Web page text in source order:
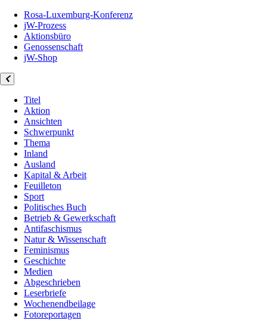
Rosa-Luxemburg-Konferenz
jW-Prozess
Aktionsbüro
Genossenschaft
jW-Shop
Titel
Aktion
Ansichten
Schwerpunkt
Thema
Inland
Ausland
Kapital & Arbeit
Feuilleton
Sport
Politisches Buch
Betrieb & Gewerkschaft
Antifaschismus
Natur & Wissenschaft
Feminismus
Geschichte
Medien
Abgeschrieben
Leserbriefe
Wochenendbeilage
Fotoreportagen